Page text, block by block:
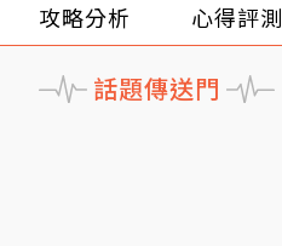
攻略分析 心得評測
話題傳送門